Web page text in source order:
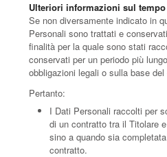
Ulteriori informazioni sul
Se non diversamente indicato in
Personali sono trattati e
finalità per la quale sono stati
conservati per un periodo più
obbligazioni legali o sulla base
Pertanto:
I Dati Personali raccolti per
di un contratto tra il Titolare
sino a quando sia
contratto.